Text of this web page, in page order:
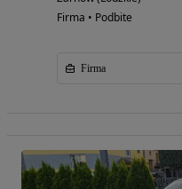
Firma • Podbite
Firma